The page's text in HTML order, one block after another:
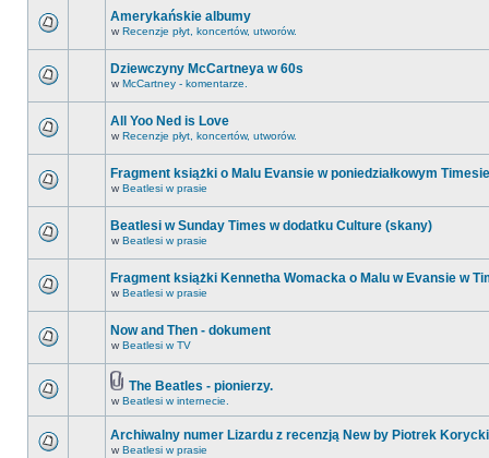
Amerykańskie albumy
w Recenzje płyt, koncertów, utworów.
Dziewczyny McCartneya w 60s
w McCartney - komentarze.
All Yoo Ned is Love
w Recenzje płyt, koncertów, utworów.
Fragment książki o Malu Evansie w poniedziałkowym Timesie
w Beatlesi w prasie
Beatlesi w Sunday Times w dodatku Culture (skany)
w Beatlesi w prasie
Fragment książki Kennetha Womacka o Malu w Evansie w
w Beatlesi w prasie
Now and Then - dokument
w Beatlesi w TV
The Beatles - pionierzy.
w Beatlesi w internecie.
Archiwalny numer Lizardu z recenzją New by Piotrek Korycki
w Beatlesi w prasie